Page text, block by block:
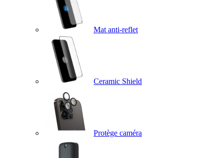
Mat anti-reflet
Ceramic Shield
Protège caméra